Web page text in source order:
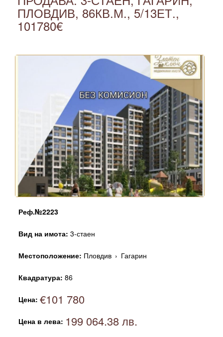
ПЛОВДИВ, 86КВ.М., 5/13ЕТ.,
101780€
Реф.№2223
Вид на имота: 3-стаен
Местоположение: Пловдив › Гагарин
Квадратура: 86
Цена: €101 780
Цена в лева: 199 064.38 лв.